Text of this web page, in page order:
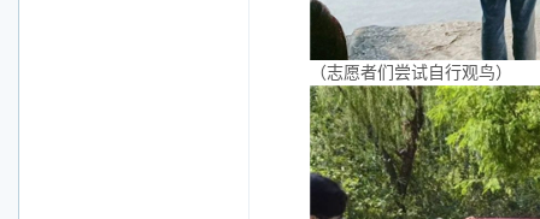
（志愿者们尝试自行观鸟）